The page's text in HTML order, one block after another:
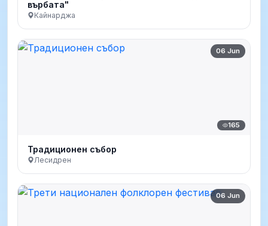
върбата"
Кайнарджа
06 Jun
165
Традиционен събор
Лесидрен
06 Jun